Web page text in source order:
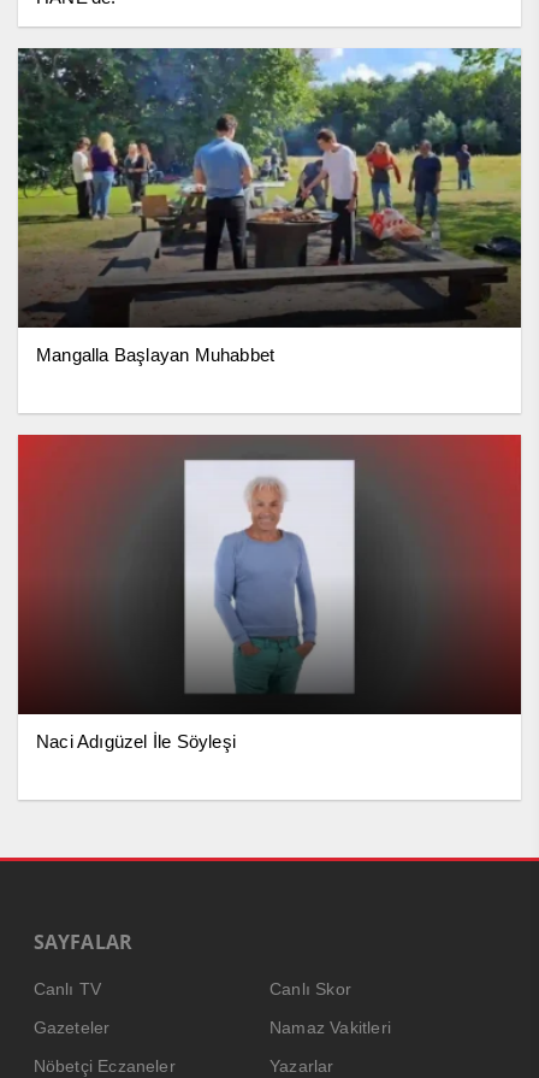
Mangalla Başlayan Muhabbet
Naci Adıgüzel İle Söyleşi
SAYFALAR
Canlı TV
Canlı Skor
Gazeteler
Namaz Vakitleri
Nöbetçi Eczaneler
Yazarlar